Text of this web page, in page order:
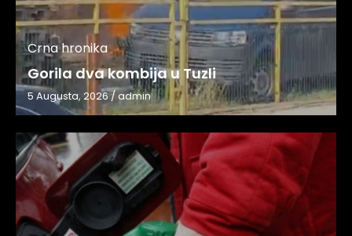
Crna hronika
Gorila dva kombija u Tuzli
5 Augusta, 2026/admin